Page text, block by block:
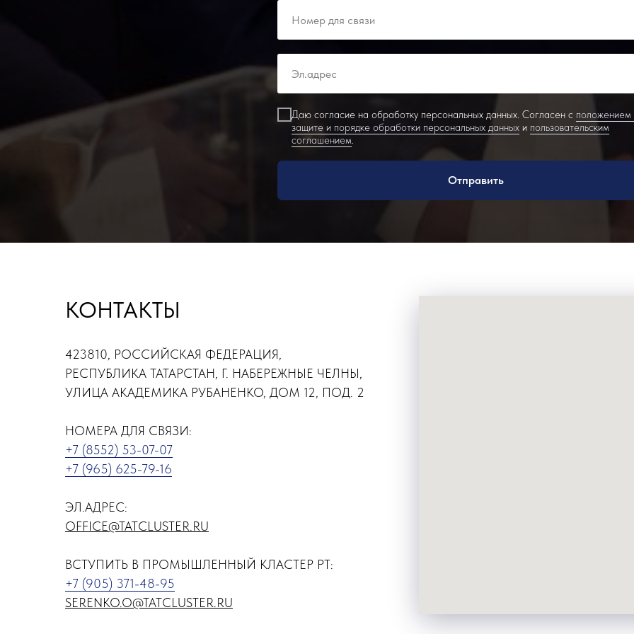
Даю согласие на обработку персональных данных. Согласен с положением
защите и порядке обработки персональных данных и пользовательским
соглашением.
Отправить
КОНТАКТЫ
423810, РОССИЙСКАЯ ФЕДЕРАЦИЯ,
РЕСПУБЛИКА ТАТАРСТАН, Г. НАБЕРЕЖНЫЕ ЧЕЛНЫ,
УЛИЦА АКАДЕМИКА РУБАНЕНКО, ДОМ 12, ПОД. 2
НОМЕРА ДЛЯ СВЯЗИ:
+7 (8552) 53-07-07
+7 (965) 625-79-16
ЭЛ.АДРЕС:
OFFICE@TATCLUSTER.RU
ВСТУПИТЬ В ПРОМЫШЛЕННЫЙ КЛАСТЕР РТ:
+7 (905) 371-48-95
SERENKO.O@TATCLUSTER.RU